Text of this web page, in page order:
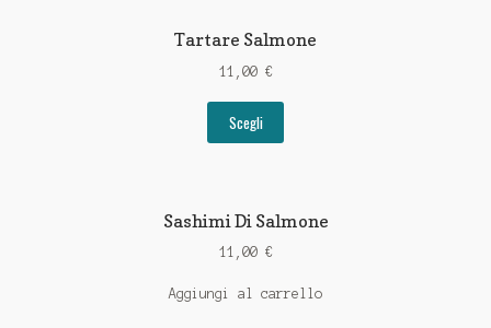
Tartare Salmone
11,00 €
Scegli
Sashimi Di Salmone
11,00 €
Aggiungi al carrello